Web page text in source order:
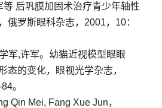
后巩膜加固术治疗青少年轴性
俄罗斯眼科杂志，2001，10：
军,许军。幼猫近视模型眼眼
态的变化，眼视光学杂志，
。
Qin Mei, Fang Xue Jun，